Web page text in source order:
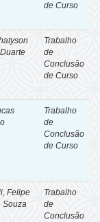
de Curso
Trabalho
de
Conclusão
de Curso
Trabalho
de
Conclusão
de Curso
Felipe
Souza
Trabalho
de
Conclusão